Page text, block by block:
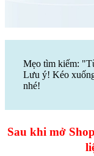
Mẹo tìm kiếm:
Lưu ý! Kéo
nhé!
Sau khi mở